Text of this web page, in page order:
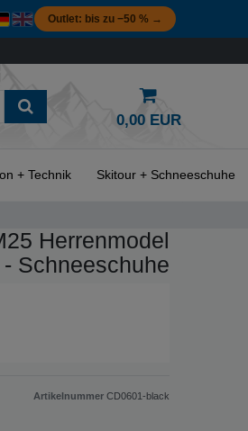
Outlet: bis zu −50 % →
0,00 EUR
+ Technik Skitour + Schneeschuhe
Herrenmodel
- Schneeschuhe
Artikelnummer CD0601-black